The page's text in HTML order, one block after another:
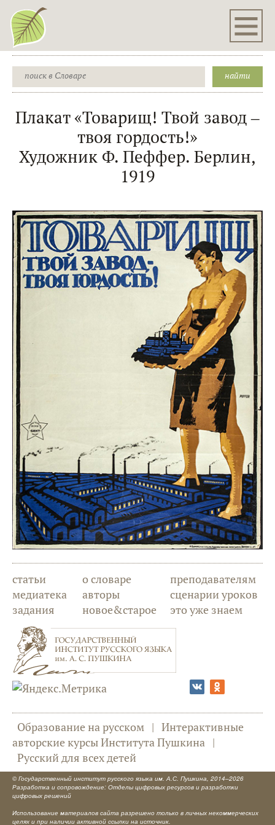
Плакат «Товарищ! Твой завод ‒
твоя гордость!»
Художник Ф. Пеффер. Берлин,
1919
статьи
медиатека
задания
о словаре
авторы
новое&старое
преподавателям
сценарии уроков
это уже знаем
Образование на русском | Интерактивные
авторские курсы Института Пушкина |
Русский для всех детей
© Государственный институт русского языка им. А.С. Пушкина, 2014–2026
Разработка и сопровождение: Отделы цифровых ресурсов и разработки
цифровых решений
Использование материалов сайта разрешено только в личных некоммерческих
целях и при наличии активной ссылки на источник.